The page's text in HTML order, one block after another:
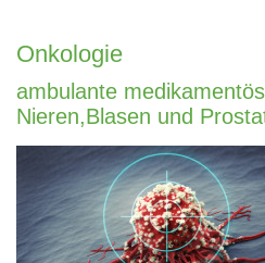
Onkologie
ambulante
Nieren,Blasen und